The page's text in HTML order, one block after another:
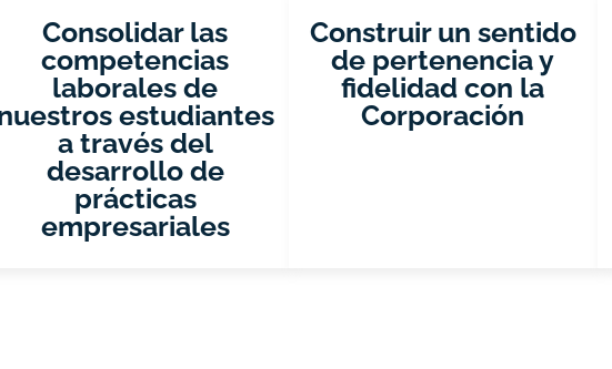
Consolidar las
competencias
laborales de
estudiantes
a través del
desarrollo de
prácticas
empresariales
Construir un sentido
de pertenencia y
fidelidad con la
Corporación